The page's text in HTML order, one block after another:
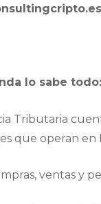
lo sabe
Tributaria
que operan en
ventas y